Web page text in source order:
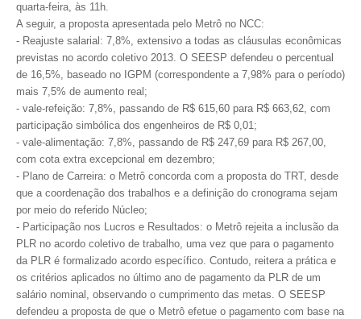
CONSULTORIA
ACORDOS, CONVENÇÕES E DISSÍDIOS
CONTRIBUIÇÕES
CONTRIBUIÇÃO ASSISTENCIAL
CONTRIBUIÇÃO ASSOCIATIVA OU ANUIDADE DE SÓCIO
CONTRIBUIÇÃO SINDICAL URBANA
REVISÃO DE APOSENTADORIA
FGTS EXPURGOS
FGTS CORREÇÃO
LEGISLAÇÃO
quarta-feira, às 11h.
A seguir, a proposta apresentada pelo Metrô no NCC:
- Reajuste salarial: 7,8%, extensivo a todas as cláusulas econômicas
previstas no acordo coletivo 2013. O SEESP defendeu o percentual
de 16,5%, baseado no IGPM (correspondente a 7,98% para o período)
mais 7,5% de aumento real;
- vale-refeição: 7,8%, passando de R$ 615,60 para R$ 663,62, com
participação simbólica dos engenheiros de R$ 0,01;
- vale-alimentação: 7,8%, passando de R$ 247,69 para R$ 267,00,
com cota extra excepcional em dezembro;
- Plano de Carreira: o Metrô concorda com a proposta do TRT, desde
que a coordenação dos trabalhos e a definição do cronograma sejam
por meio do referido Núcleo;
- Participação nos Lucros e Resultados: o Metrô rejeita a inclusão da
PLR no acordo coletivo de trabalho, uma vez que para o pagamento
da PLR é formalizado acordo específico. Contudo, reitera a prática e
os critérios aplicados no último ano de pagamento da PLR de um
salário nominal, observando o cumprimento das metas. O SEESP
defendeu a proposta de que o Metrô efetue o pagamento com base na